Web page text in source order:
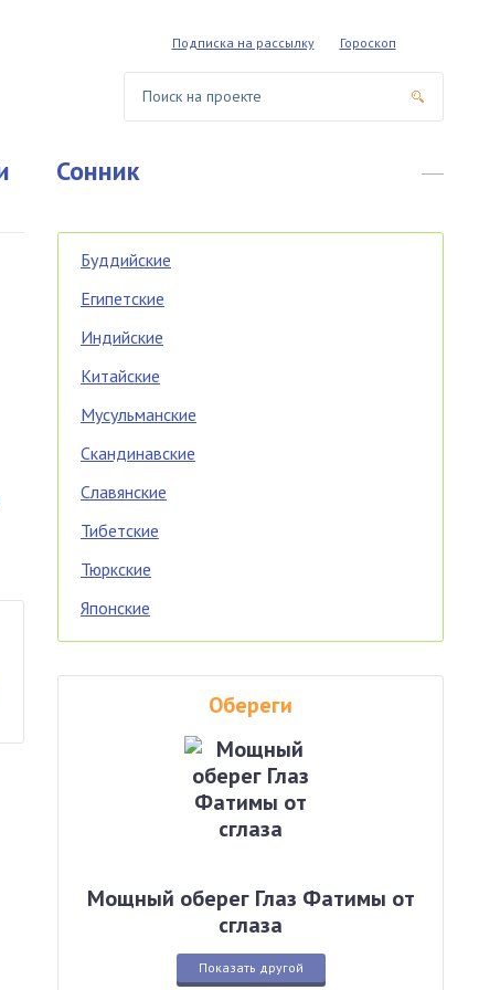
Подписка на рассылку Гороскоп
Сонник
Буддийские
Египетские
Индийские
Китайские
Мусульманские
Скандинавские
Славянские
Тибетские
Тюркские
Японские
Обереги
Мощный оберег Глаз Фатимы от
сглаза
Показать другой